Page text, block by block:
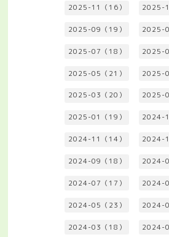
2025-11（16） 2025-
2025-09（19） 2025-
2025-07（18） 2025-
2025-05（21） 2025-
2025-03（20） 2025-
2025-01（19） 2024-
2024-11（14） 2024-
2024-09（18） 2024-
2024-07（17） 2024-
2024-05（23） 2024-
2024-03（18） 2024-